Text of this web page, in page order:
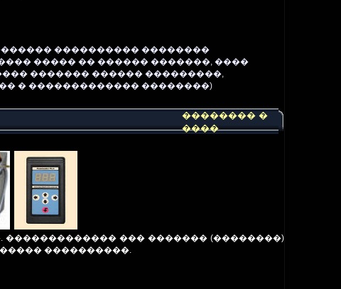
���������� ��������
����� �� ������ �������, ����
������� ������ ���������,
� ������������� ��������)
�������� �
����
.������������� ��� ������� (��������)
����������.